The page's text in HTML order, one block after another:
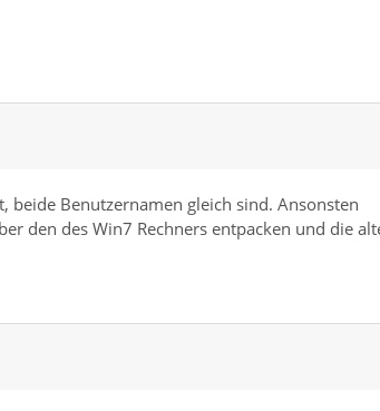
beide Benutzernamen gleich sind. Ansonsten
den des Win7 Rechners entpacken und die